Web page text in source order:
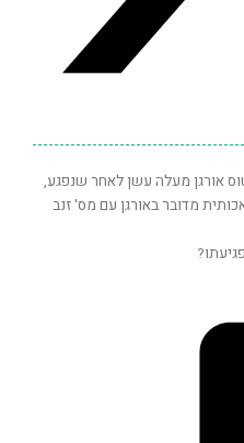
אורגן מעלה עשן לאחר שנפגע,
מדובר באורגן עם מס' זנב